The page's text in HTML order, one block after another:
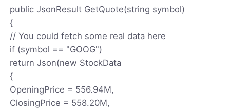
public JsonResult GetQuote(string symbol)
{
// You could fetch some real data here
if (symbol == "GOOG")
return Json(new StockData
{
OpeningPrice = 556.94M,
ClosingPrice = 558.20M,